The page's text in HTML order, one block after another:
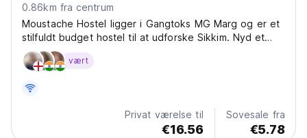
0.86km fra centrum
Moustache Hostel ligger i Gangtoks MG Marg og er et
stilfuldt budget hostel til at udforske Sikkim. Nyd et
hyggeligt ophold tæt på lokale attraktioner og
markeder! (Auto-translated from original language)
vært
Privat værelse til
€16.56
Sovesale fra
€5.78